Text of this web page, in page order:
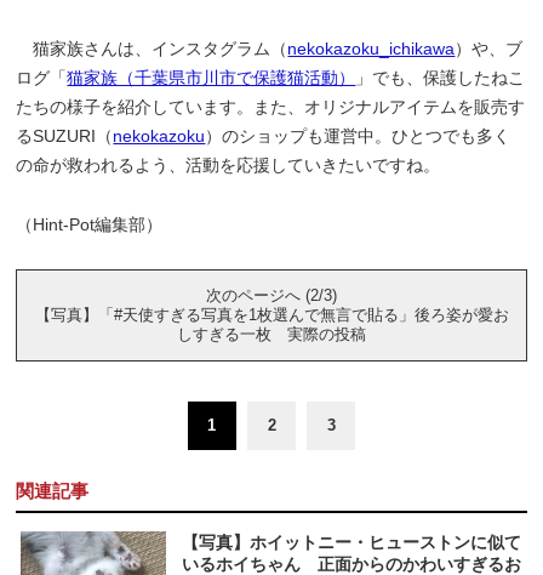
猫家族さんは、インスタグラム（nekokazoku_ichikawa）や、ブ
ログ「猫家族（千葉県市川市で保護猫活動）
」でも、保護したねこ
たちの様子を紹介しています。また、オリジナルアイテムを販売す
るSUZURI（nekokazoku）のショップも運営中。ひとつでも多く
の命が救われるよう、活動を応援していきたいですね。
（Hint-Pot編集部）
次のページへ (2/3)
【写真】「#天使すぎる写真を1枚選んで無言で貼る」後ろ姿が愛お
しすぎる一枚 実際の投稿
1 2 3
関連記事
【写真】ホイットニー・ヒューストンに似て
いるホイちゃん 正面からのかわいすぎるお